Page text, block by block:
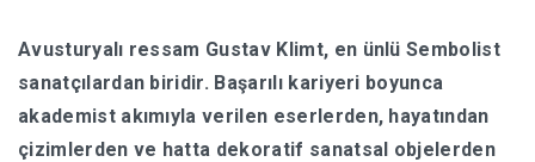
HABERLER
Avusturyalı ressam Gustav Klimt, en ünlü Sembolist
sanatçılardan biridir. Başarılı kariyeri boyunca
akademist akımıyla verilen eserlerden, hayatından
çizimlerden ve hatta dekoratif sanatsal objelerden